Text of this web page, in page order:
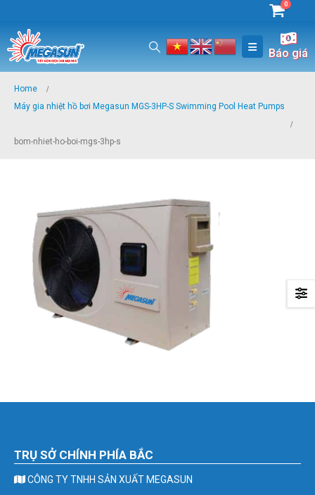
0
Báo giá
Home
Máy gia nhiệt hồ bơi Megasun MGS-3HP-S Swimming Pool Heat Pumps
bom-nhiet-ho-boi-mgs-3hp-s
TRỤ SỞ CHÍNH PHÍA BẮC
CÔNG TY TNHH SẢN XUẤT MEGASUN